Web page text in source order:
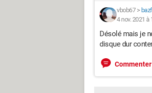
vbob67>
4 nov. 2021 à
Désolé mais je
disque dur
Commenter